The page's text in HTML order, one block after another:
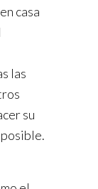
casa
las
su